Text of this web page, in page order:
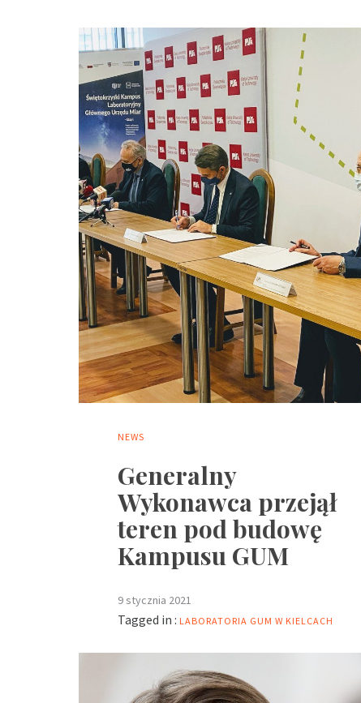
NEWS
Generalny
Wykonawca przejął
teren pod budowę
Kampusu GUM
9 stycznia 2021
Tagged in : LABORATORIA GUM W KIELCACH